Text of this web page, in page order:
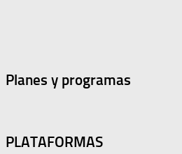
Planes y programas
PLATAFORMAS